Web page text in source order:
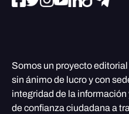
Somos un proyecto editorial
sin ánimo de lucro y con
integridad de la
de confianza ciudadana a